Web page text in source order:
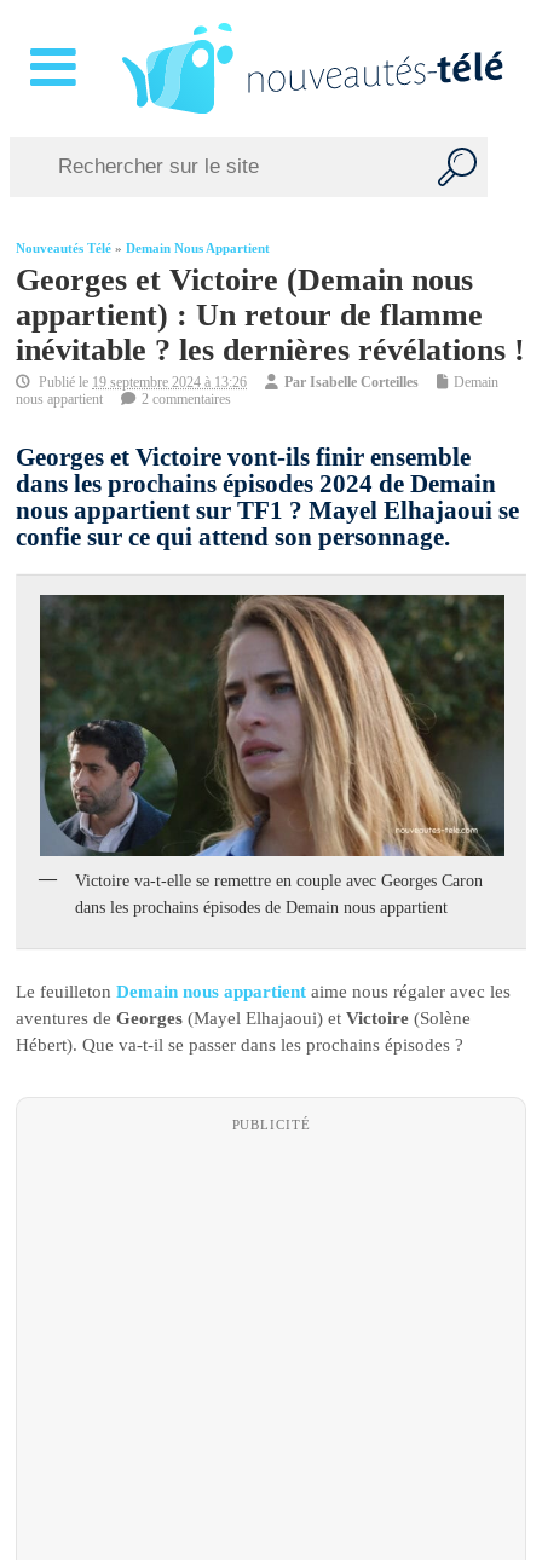
Nouveautés Télé »Demain Nous Appartient
Georges et Victoire (Demain nous
appartient) : Un retour de flamme
inévitable ? les dernières révélations !
Publié le 19 septembre 2024 à 13:26 ParIsabelle Corteilles
Demain
nous appartient
2 commentaires
Georges et Victoire vont-ils finir ensemble
dans les prochains épisodes 2024 de Demain
nous appartient sur TF1 ? Mayel Elhajaoui se
confie sur ce qui attend son personnage.
Victoire va-t-elle se remettre en couple avec Georges Caron
dans les prochains épisodes de Demain nous appartient
Le feuilletonDemain nous appartient aime nous régaler avec les
aventures deGeorges (Mayel Elhajaoui) etVictoire (Solène
Hébert). Que va-t-il se passer dans les prochains épisodes ?
PUBLICITÉ